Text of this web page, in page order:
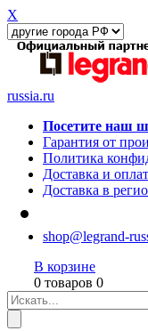
X
russia.ru
Посетите наш
Гарантия от
Политика
Доставка и
Доставка в
shop@legrand-
В корзине
0 товаров 0